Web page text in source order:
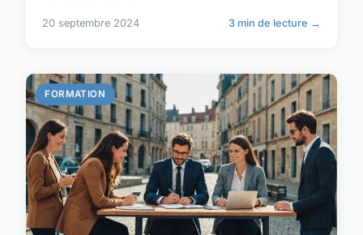
20 septembre 2024 3 min de lecture →
FORMATION